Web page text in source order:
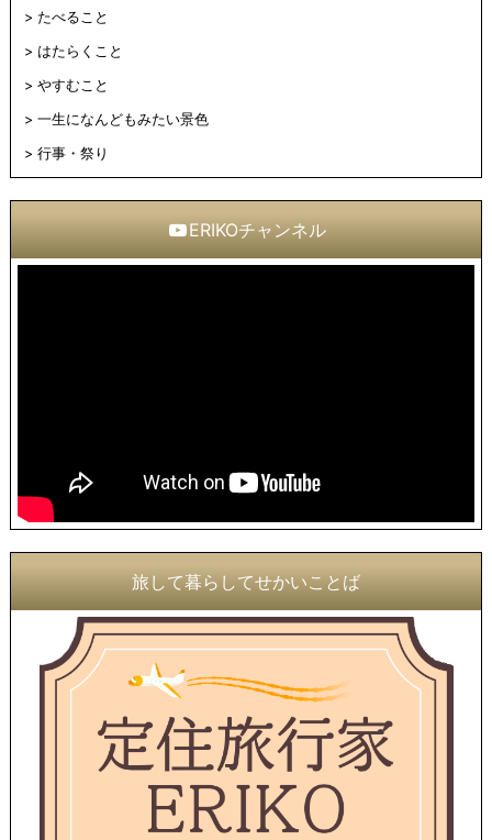
たべること
はたらくこと
やすむこと
一生になんどもみたい景色
行事・祭り
ERIKOチャンネル
旅して暮らしてせかいことば